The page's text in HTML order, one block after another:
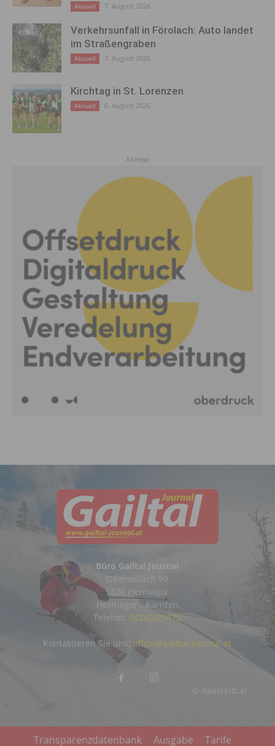
Aktuell 7. August 2026
Verkehrsunfall in Förolach: Auto landet
im Straßengraben
Aktuell 7. August 2026
Kirchtag in St. Lorenzen
Aktuell 6. August 2026
Anzeige
Büro Gailtal Journal
Obervellach 99
9620 Hermagor
Hermagor - Kärnten
Telefon: 04282/20472
© nassfeld.at
Kontaktieren Sie uns: office@gailtal-journal.at
Transparenzdatenbank Ausgabe
Tarife